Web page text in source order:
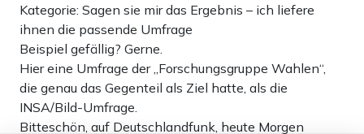
Kategorie: Sagen sie mir das Ergebnis – ich liefere
ihnen die passende Umfrage
Beispiel gefällig? Gerne.
Hier eine Umfrage der „Forschungsgruppe Wahlen“,
die genau das Gegenteil als Ziel hatte, als die
INSA/Bild-Umfrage.
Bitteschön, auf Deutschlandfunk, heute Morgen